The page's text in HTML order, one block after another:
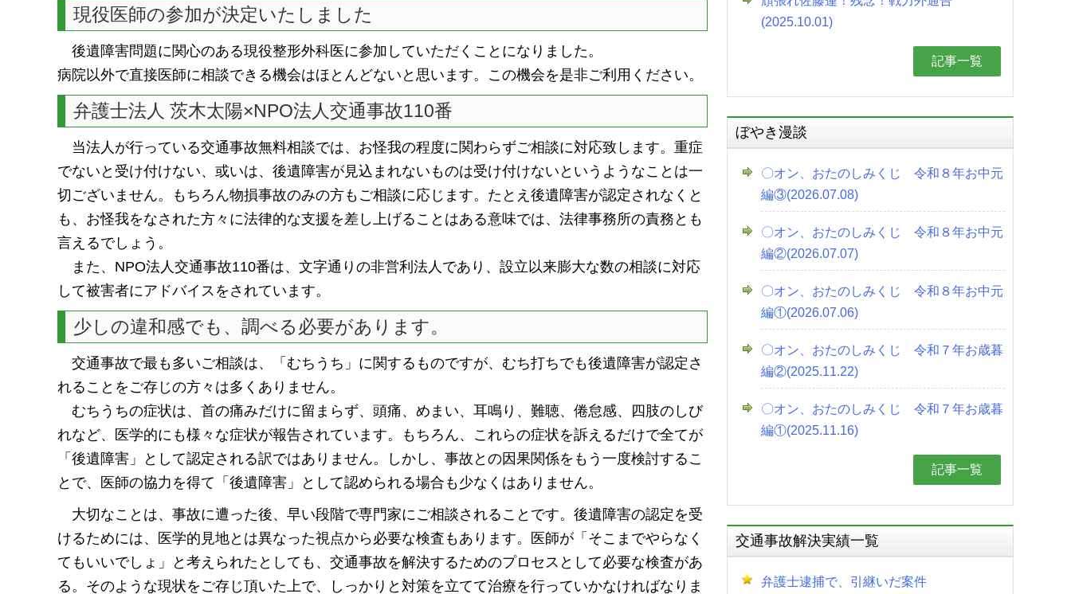
現役医師の参加が決定いたしました
後遺障害問題に関心のある現役整形外科医に参加していただくことになりました。
病院以外で直接医師に相談できる機会はほとんどないと思います。この機会を是非ご利用ください。
弁護士法人 茨木太陽×NPO法人交通事故110番
当法人が行っている交通事故無料相談では、お怪我の程度に関わらずご相談に対応致します。重症
でないと受け付けない、或いは、後遺障害が見込まれないものは受け付けないというようなことは一
切ございません。もちろん物損事故のみの方もご相談に応じます。たとえ後遺障害が認定されなくと
も、お怪我をなされた方々に法律的な支援を差し上げることはある意味では、法律事務所の責務とも
言えるでしょう。
また、NPO法人交通事故110番は、文字通りの非営利法人であり、設立以来膨大な数の相談に対応
して被害者にアドバイスをされています。
少しの違和感でも、調べる必要があります。
交通事故で最も多いご相談は、「むちうち」に関するものですが、むち打ちでも後遺障害が認定さ
れることをご存じの方々は多くありません。
むちうちの症状は、首の痛みだけに留まらず、頭痛、めまい、耳鳴り、難聴、倦怠感、四肢のしび
れなど、医学的にも様々な症状が報告されています。もちろん、これらの症状を訴えるだけで全てが
「後遺障害」として認定される訳ではありません。しかし、事故との因果関係をもう一度検討するこ
とで、医師の協力を得て「後遺障害」として認められる場合も少なくはありません。
大切なことは、事故に遭った後、早い段階で専門家にご相談されることです。後遺障害の認定を受
けるためには、医学的見地とは異なった視点から必要な検査もあります。医師が「そこまでやらなく
てもいいでしょ」と考えられたとしても、交通事故を解決するためのプロセスとして必要な検査があ
る。そのような現状をご存じ頂いた上で、しっかりと対策を立てて治療を行っていかなければなりま
(2025.10.01)
記事一覧
ぼやき漫談
〇オン、おたのしみくじ 令和８年お中元
編③(2026.07.08)
〇オン、おたのしみくじ 令和８年お中元
編②(2026.07.07)
〇オン、おたのしみくじ 令和８年お中元
編①(2026.07.06)
〇オン、おたのしみくじ 令和７年お歳暮
編②(2025.11.22)
〇オン、おたのしみくじ 令和７年お歳暮
編①(2025.11.16)
記事一覧
交通事故解決実績一覧
弁護士逮捕で、引継いだ案件